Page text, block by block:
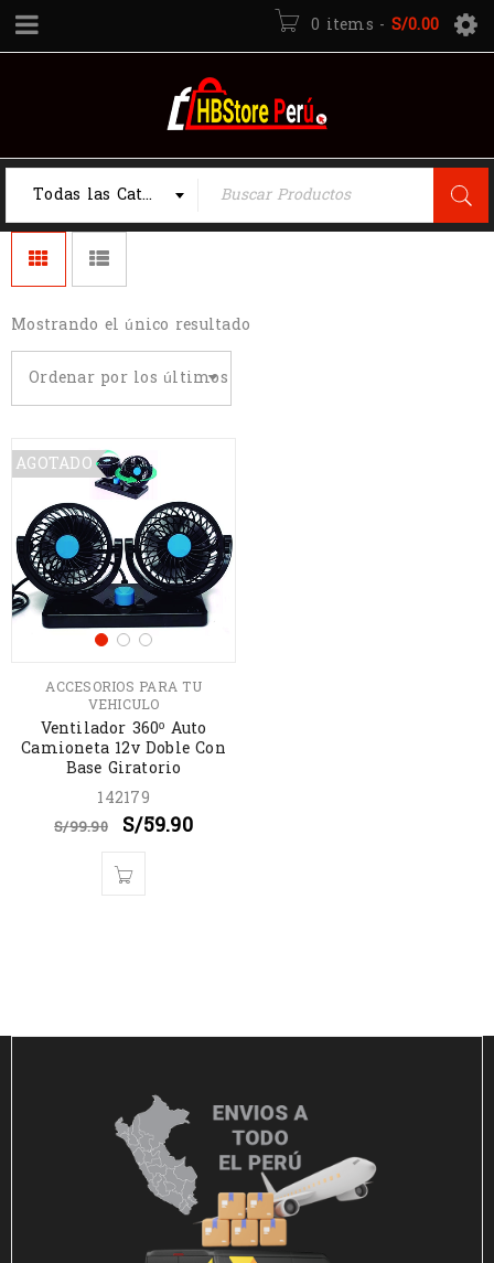
0 items - S/0.00
Todas las Categorias
Mostrando el único resultado
Ordenar por los últimos
AGOTADO
ACCESORIOS PARA TU
VEHICULO
Ventilador 360º Auto
Camioneta 12v Doble Con
Base Giratorio
142179
S/99.90 S/59.90